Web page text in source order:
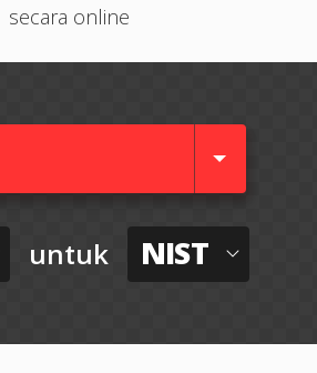
secara online
untuk NIST